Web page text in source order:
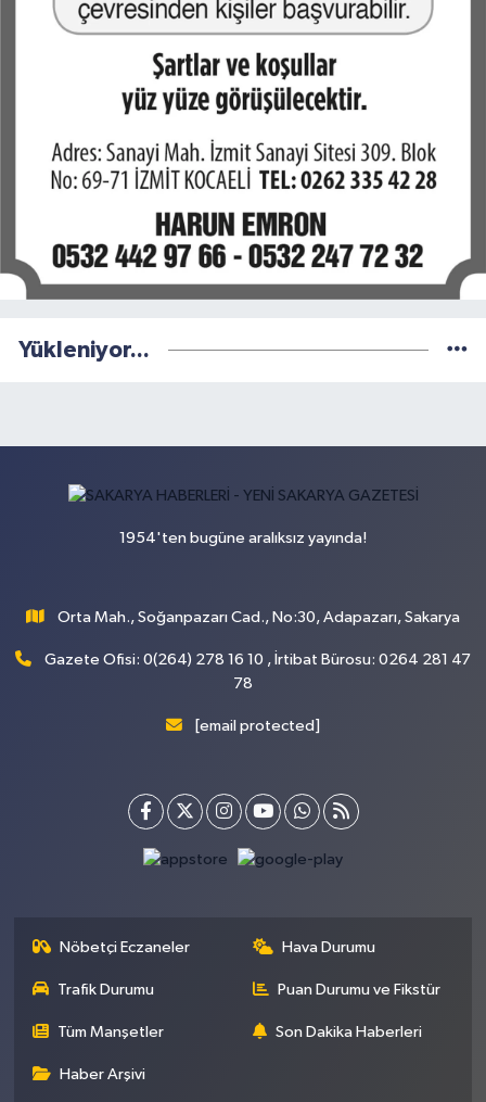
Yükleniyor...
1954'ten bugüne aralıksız yayında!
Orta Mah., Soğanpazarı Cad., No:30, Adapazarı, Sakarya
Gazete Ofisi: 0(264) 278 16 10 , İrtibat Bürosu: 0264 281 47
78
[email protected]
Nöbetçi Eczaneler Hava Durumu
Trafik Durumu Puan Durumu ve Fikstür
Tüm Manşetler Son Dakika Haberleri
Haber Arşivi